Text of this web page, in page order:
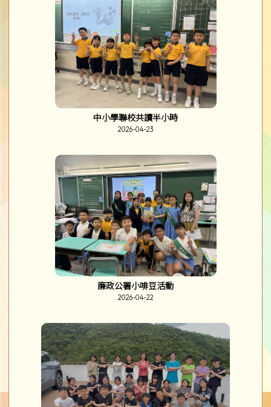
中小學聯校共讀半小時
2026-04-23
廉政公署小啡豆活動
2026-04-22